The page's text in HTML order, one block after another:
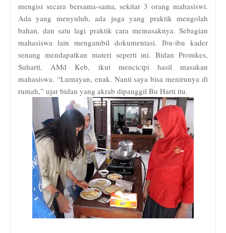
mengisi secara bersama-sama, sekitar 3 orang mahasiswi.
Ada yang menyuluh, ada juga yang praktik mengolah
bahan, dan satu lagi praktik cara memasaknya. Sebagian
mahasiswa lain mengambil dokumentasi. Ibu-ibu kader
senang mendapatkan materi seperti ini. Bidan Promkes,
Suharti, AMd Keb, ikut mencicipi hasil masakan
mahasiswa. “Lumayan, enak. Nanti saya bisa menirunya di
rumah,” ujar bidan yang akrab dipanggil Bu Harti itu.